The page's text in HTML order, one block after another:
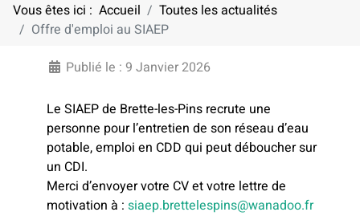
Vous êtes ici : Accueil
Toutes les actualités
Offre d'emploi au SIAEP
OFFRE D'EMPLOI AU SIAEP
Publié le : 9 Janvier 2026
Le SIAEP de Brette-les-Pins recrute une
personne pour l’entretien de son réseau d’eau
potable, emploi en CDD qui peut déboucher sur
un CDI.
Merci d’envoyer votre CV et votre lettre de
motivation à : siaep.brettelespins@wanadoo.fr